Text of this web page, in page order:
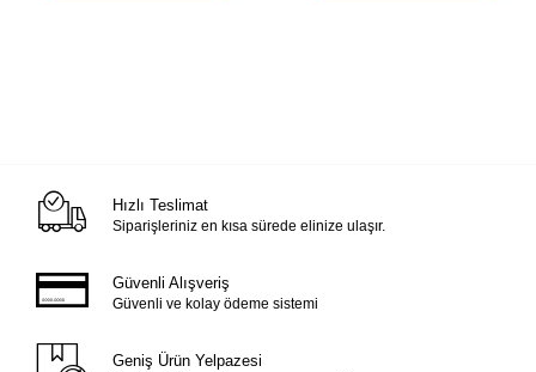
Hızlı Teslimat
Siparişleriniz en kısa sürede elinize ulaşır.
Güvenli Alışveriş
Güvenli ve kolay ödeme sistemi
Geniş Ürün Yelpazesi